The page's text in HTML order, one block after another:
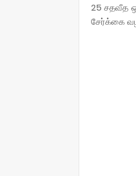
25 சதவீத
சேர்க்கை